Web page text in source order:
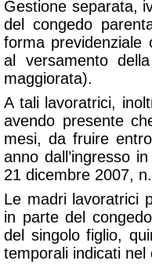
Gestione separata,
del congedo
forma previdenziale
al versamento
maggiorata).
A tali lavoratrici,
avendo presente
mesi, da fruire
anno dall’ingresso
21 dicembre 2007,
Le madri lavoratrici
in parte del
del singolo figlio,
temporali indicati nel